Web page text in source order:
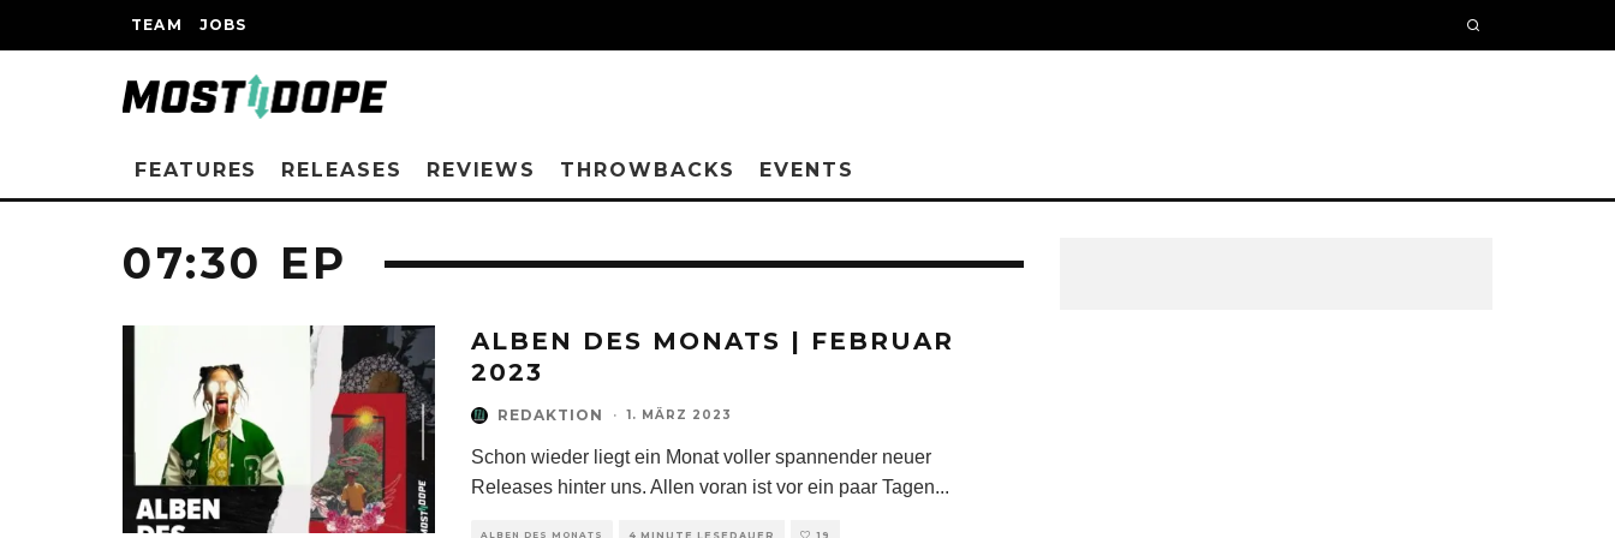
TEAM JOBS
FEATURES RELEASES REVIEWS THROWBACKS EVENTS
07:30 EP
ALBEN DES MONATS | FEBRUAR
2023
REDAKTION · 1. MÄRZ 2023
Schon wieder liegt ein Monat voller spannender neuer
Releases hinter uns. Allen voran ist vor ein paar Tagen...
ALBEN DES MONATS 4 MINUTE LESEDAUER 19